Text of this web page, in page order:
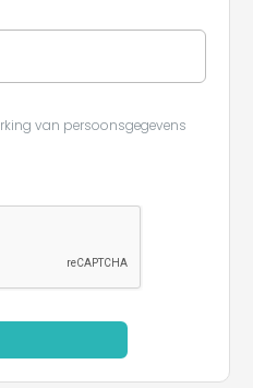
van persoonsgegevens